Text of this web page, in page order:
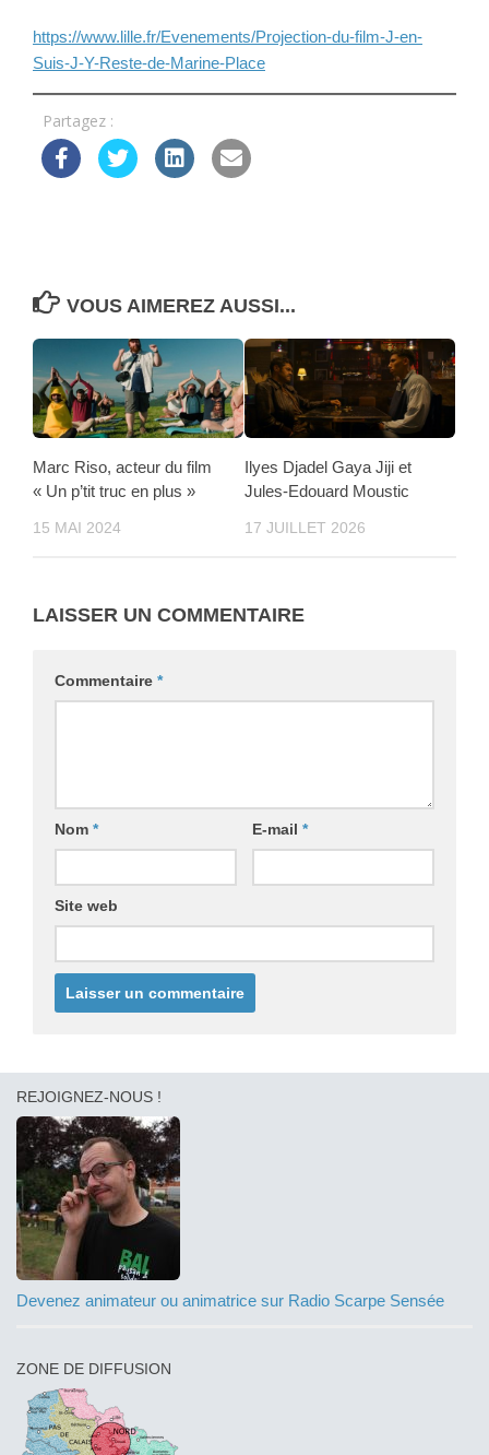
https://www.lille.fr/Evenements/Projection-du-film-J-en-
Suis-J-Y-Reste-de-Marine-Place
Partagez :
VOUS AIMEREZ AUSSI...
Marc Riso, acteur du film
« Un p’tit truc en plus »
15 MAI 2024
Ilyes Djadel Gaya Jiji et
Jules-Edouard Moustic
17 JUILLET 2026
LAISSER UN COMMENTAIRE
Commentaire *
Nom * E-mail *
Site web
REJOIGNEZ-NOUS !
Devenez animateur ou animatrice sur Radio Scarpe Sensée
ZONE DE DIFFUSION